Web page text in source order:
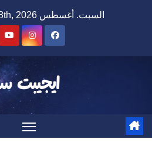
السبت. أغسطس 8th, 2026
ايجيبت